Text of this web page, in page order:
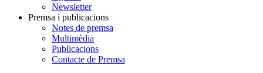
Newsletter
Premsa i publicacions
Notes de premsa
Multimèdia
Publicacions
Contacte de Premsa